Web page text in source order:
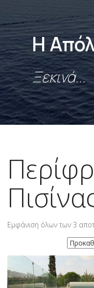
Η
Ξεκινά...
Εμφάνιση όλων των 3